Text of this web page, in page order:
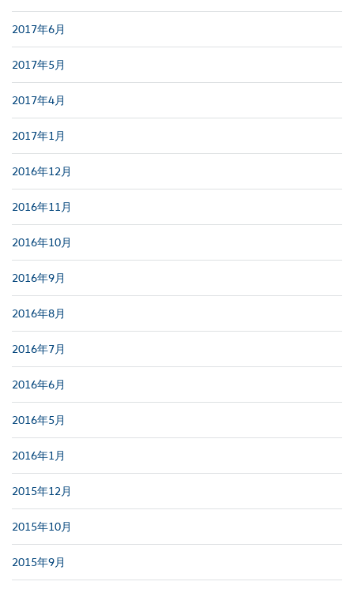
2017年6月
2017年5月
2017年4月
2017年1月
2016年12月
2016年11月
2016年10月
2016年9月
2016年8月
2016年7月
2016年6月
2016年5月
2016年1月
2015年12月
2015年10月
2015年9月